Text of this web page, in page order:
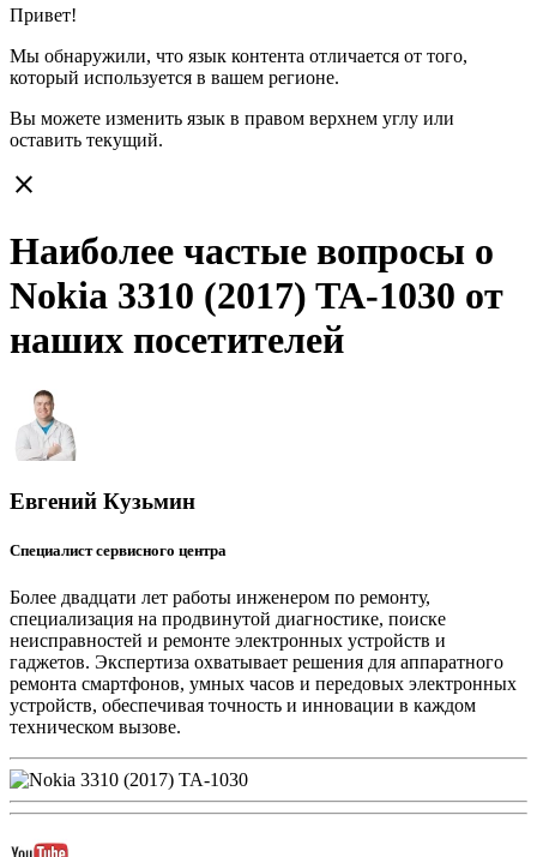
Привет!
Мы обнаружили, что язык контента отличается от того,
который используется в вашем регионе.
Вы можете изменить язык в правом верхнем углу или
оставить текущий.
close
Наиболее частые вопросы о
Nokia 3310 (2017) TA-1030 от
наших посетителей
Евгений Кузьмин
Специалист сервисного центра
Более двадцати лет работы инженером по ремонту,
специализация на продвинутой диагностике, поиске
неисправностей и ремонте электронных устройств и
гаджетов. Экспертиза охватывает решения для аппаратного
ремонта смартфонов, умных часов и передовых электронных
устройств, обеспечивая точность и инновации в каждом
техническом вызове.